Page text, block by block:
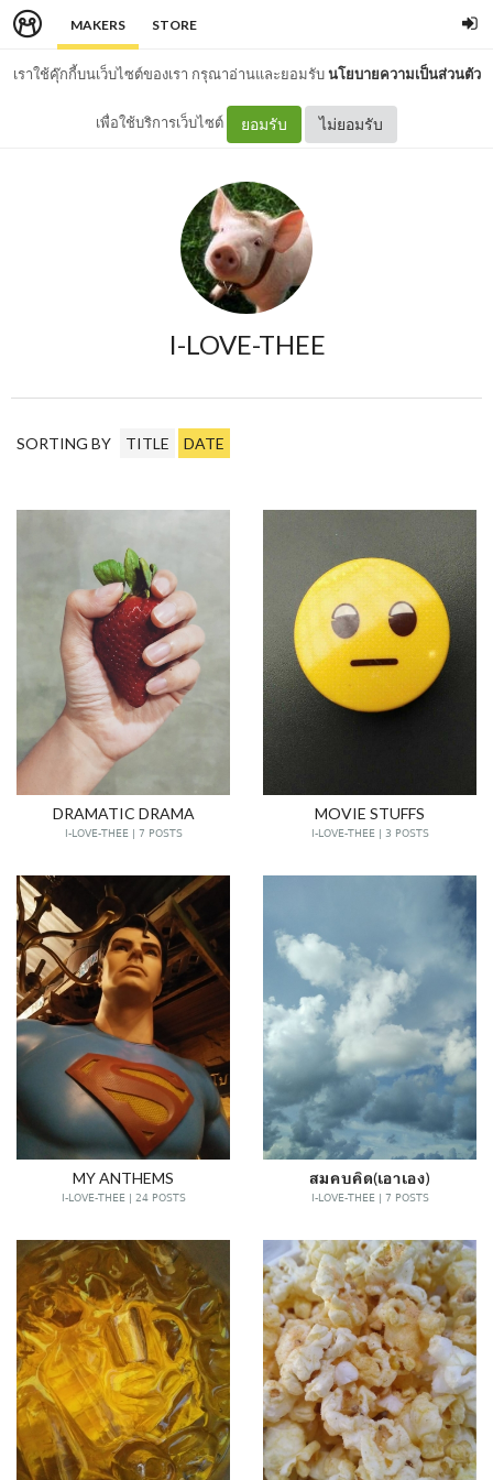
MAKERS STORE
เราใช้คุ๊กกี้บนเว็บไซต์ของเรา กรุณาอ่านและยอมรับนโยบายความเป็นส่วนตัว
เพื่อใช้บริการเว็บไซต์ ยอมรับ ไม่ยอมรับ
I-LOVE-THEE
SORTING BY TITLE DATE
DRAMATIC DRAMA
I-LOVE-THEE | 7 POSTS
MOVIE STUFFS
I-LOVE-THEE | 3 POSTS
MY ANTHEMS
I-LOVE-THEE | 24 POSTS
สมคบคิด(เอาเอง)
I-LOVE-THEE | 7 POSTS